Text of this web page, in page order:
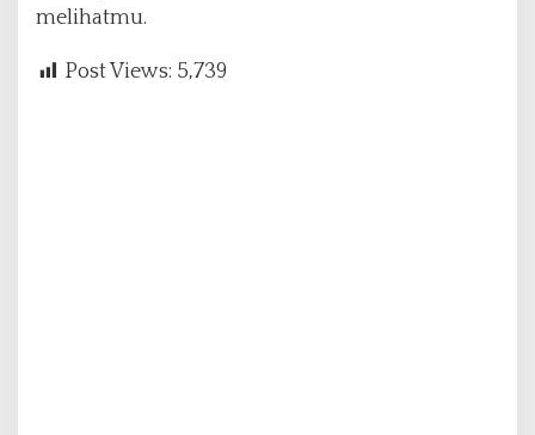
melihatmu.
Post Views: 5,739